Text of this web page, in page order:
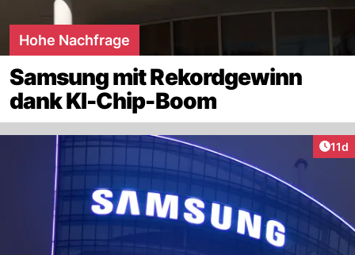
Hohe Nachfrage
Samsung mit Rekordgewinn
dank KI-Chip-Boom
11d